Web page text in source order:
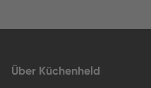
Über Küchenheld